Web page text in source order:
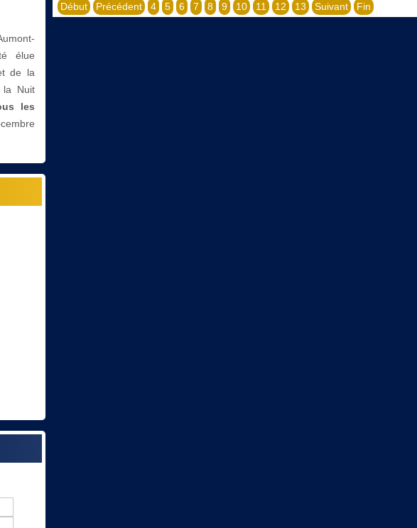
élue
de la
Nuit
les
Début Précédent 4 5 6 7 8 9 10 11 12 13 Suivant Fin